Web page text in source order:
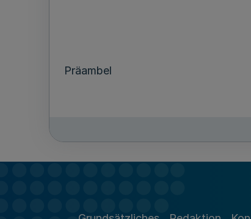
Präambel
§ 1 Geltungsbereich und